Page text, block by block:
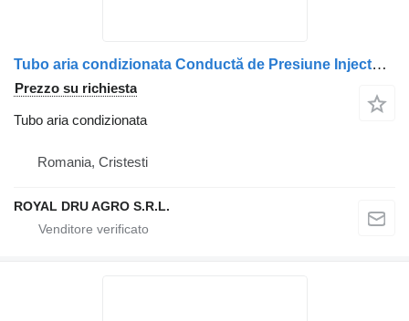
Tubo aria condizionata Conductă de Presiune Injector de Combustibil per camion MAN 51103040322 (Cu Șuruburi)
Prezzo su richiesta
Tubo aria condizionata
Romania, Cristesti
ROYAL DRU AGRO S.R.L.